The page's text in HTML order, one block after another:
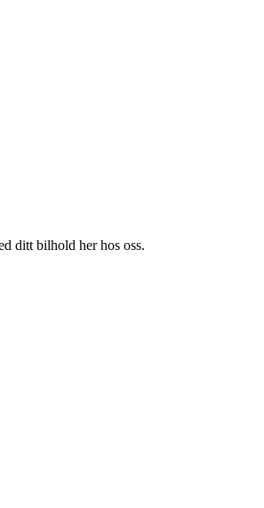
ditt bilhold her hos oss.